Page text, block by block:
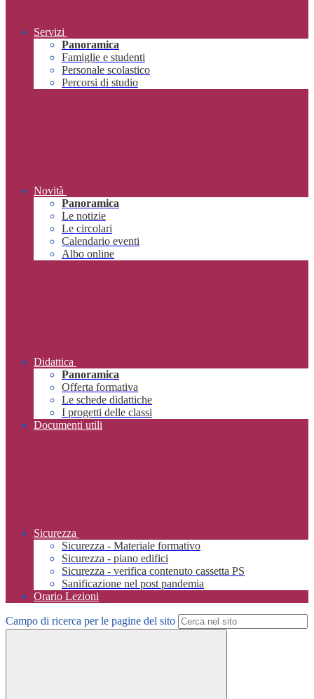
Servizi
Panoramica
Famiglie e studenti
Personale scolastico
Percorsi di studio
Novità
Panoramica
Le notizie
Le circolari
Calendario eventi
Albo online
Didattica
Panoramica
Offerta formativa
Le schede didattiche
I progetti delle classi
Documenti utili
Sicurezza
Sicurezza - Materiale formativo
Sicurezza - piano edifici
Sicurezza - verifica contenuto cassetta PS
Sanificazione nel post pandemia
Orario Lezioni
Campo di ricerca per le pagine del sito